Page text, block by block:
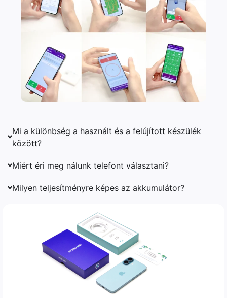
Mi a különbség a használt és a felújított készülék
között?
Miért éri meg nálunk telefont választani?
Milyen teljesítményre képes az akkumulátor?